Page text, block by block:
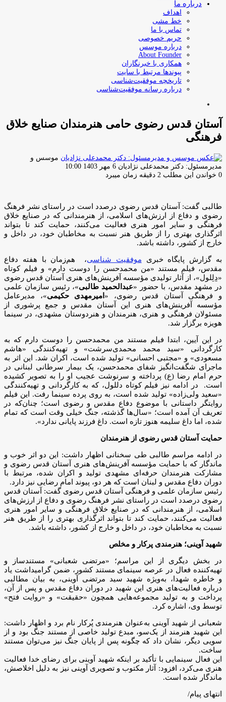
درباره ما
اهداف
خط مشی
تماس با ما
حریم خصوصی
درباره موسس
About Founder
همکاری با خبرنگاران
پیوندها مرتبط با سایت
تاریخچه موفقیت‌شناسی
درباره رسانه موفقیت‌شناسی
آستان قدس رضوی حامی هنرمندان صنایع خلاق
فرهنگی
موسس و
مدیرمسئول: دکتر محمدعلی نژادیان ارسال
ایمیل
6 مهر 1403 10:00
0 خواندن این مطلب 2 دقیقه زمان میبرد
طالبی گفت: آستان قدس رضوی درصدد است در راستای نشر فرهنگ
رضوی و دفاع از ارزش‌های اسلامی، از هنرمندانی که در صنایع خلاق
فرهنگی و سایر امور هنری فعالیت می‌کنند، حمایت کند تا بتواند
اثرگذاری بهتری را از طریق هنر نسبت به مخاطبان خود، در داخل و
خارج از کشور، داشته باشد.
به گزارش پایگاه خبری موفقیت شناسی، هم‌زمان با هفته دفاع
مقدس، فیلم مستند «من محمدحسن را دوست دارم» و فیلم کوتاه
«دِلِلول»، از آثار تولیدی مؤسسه آفرینش‌های هنری آستان قدس رضوی
در مشهد مقدس، با حضور «عبدالحمید طالبی»، رئیس سازمان علمی
و فرهنگی آستان قدس رضوی، «امیرمهدی حکیمی»، مدیرعامل
مؤسسه آفرینش‌های هنری این آستان مقدس و جمع پرشوری از
مسئولان فرهنگی و هنری، هنرمندان و هنردوستان مشهدی، در سینما
هویزه برگزار شد.
در این آیین، ابتدا فیلم مستند من محمدحسن را دوست دارم که به
کارگردانی «سید محمد محمدی‌سرشت» و تهیه‌کنندگی «هاشم
مسعودی» و «مجتبی احسانی» تولید شده است، اکران شد. این اثر به
ماجرای شگفت‌انگیز شفای محمدحسن، یک بیمار سرطانی لبنانی در
حرم امام رضا (ع) پرداخته و سرنوشت عجیب او را به تصویر کشیده
است. در ادامه نیز فیلم کوتاه دللول، که به کارگردانی و تهیه‌کنندگی
«سعید ولی‌زاده» تولید شده است، به روی پرده سینما رفت. این فیلم
روایتگر داستانی با موضوع دفاع مقدس و رضوی است؛ چنان‌که در
تعریف آن آمده است؛ «سال‌ها گذشته، جنگ خیلی وقت است که تمام
شده، اما داغ سلیمه هنوز تازه است. داغ فرزند پایانی ندارد».
حمایت آستان قدس رضوی از هنرمندان
در ادامه مراسم طالبی طی سخنانی اظهار داشت: این دو اثر خوب و
ماندگار که با حمایت مؤسسه آفرینش‌های هنری آستان قدس رضوی و
مشارکت هنرمندان حرفه‌ای مشهدی تولید و اکران شده، مرتبط با
دوران دفاع مقدس و لبنان است که هر دو، پیوند امام رضایی نیز دارد.
رئیس سازمان علمی و فرهنگی آستان قدس رضوی گفت: آستان قدس
رضوی درصدد است در راستای نشر فرهنگ رضوی و دفاع از ارزش‌های
اسلامی، از هنرمندانی که در صنایع خلاق فرهنگی و سایر امور هنری
فعالیت می‌کنند، حمایت کند تا بتواند اثرگذاری بهتری را از طریق هنر
نسبت به مخاطبان خود، در داخل و خارج از کشور، داشته باشد.
شهید آوینی؛ هنرمندی پرکار و مخلص
در بخش دیگری از این مراسم؛ «مرتضی شعبانی» مستندساز و
تهیه‌کننده فعال در عرصه سینمای مستند کشور، ضمن گرامیداشت یاد
و خاطره شهدا، به‌ویژه شهید سید مرتضی آوینی، به بیان مطالبی
درباره فعالیت‌های هنری این شهید در دوران دفاع مقدس و پس از آن،
پرداخت و به تولید مجموعه‌هایی همچون «حقیقت» و «روایت فتح»
توسط وی، اشاره کرد.
شعبانی از شهید آوینی به‌عنوان هنرمندی پُرکار نام برد و اظهار داشت:
این شهید هنرمند از یک‌سو، مبدع تولید خاصی از مستند جنگ بود و از
سویی دیگر، نشان داد که چگونه پس از پایان جنگ نیز می‌توان مستند
ساخت.
این فعال سینمایی با تأکید بر اینکه شهید آوینی برای رضای خدا فعالیت
هنری می‌کرد، افزود: آثار مکتوب و تصویری آوینی نیز به دلیل اخلاصش،
ماندگار شده است.
انتهای پیام/